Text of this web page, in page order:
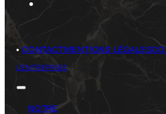
L'ENTREPRISE
NOTRE
CONTACTMENTIONS LÉGALES